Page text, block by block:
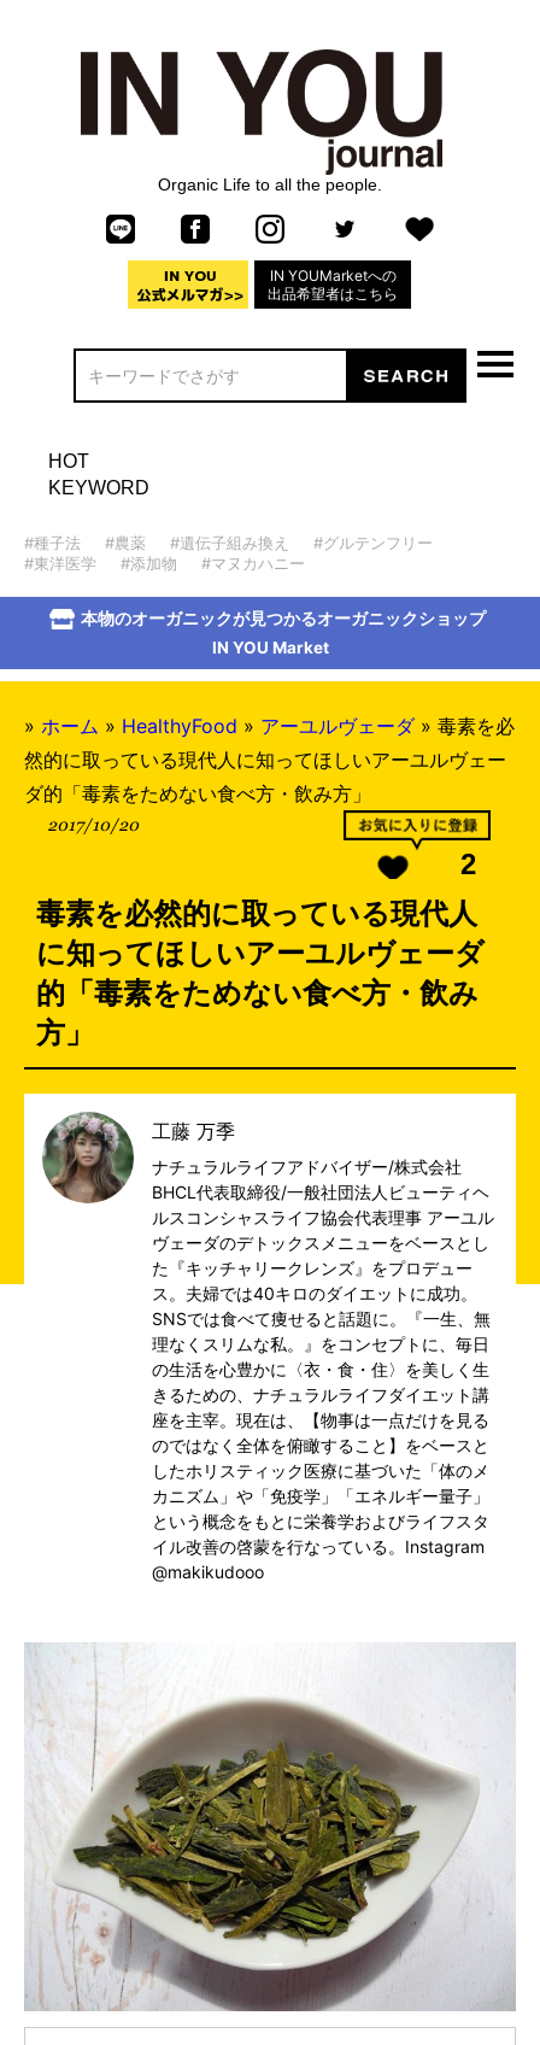
Organic Life to all the people.
IN YOUMarketへの
出品希望者はこちら
HOT
KEYWORD
#種子法 #農薬 #遺伝子組み換え
#グルテンフリー
#東洋医学
#添加物 #マヌカハニー
本物のオーガニックが見つかるオーガニックショップ
IN YOU Market
» ホーム » HealthyFood » アーユルヴェーダ» 毒素を必
然的に取っている現代人に知ってほしいアーユルヴェー
ダ的「毒素をためない食べ方・飲み方」
2017/10/20
2
毒素を必然的に取っている現代人
に知ってほしいアーユルヴェーダ
的「毒素をためない食べ方・飲み
方」
工藤 万季
ナチュラルライフアドバイザー/株式会社
BHCL代表取締役/一般社団法人ビューティヘ
ルスコンシャスライフ協会代表理事 アーユル
ヴェーダのデトックスメニューをベースとし
た『キッチャリークレンズ』をプロデュー
ス。夫婦では40キロのダイエットに成功。
SNSでは食べて痩せると話題に。『一生、無
理なくスリムな私。』をコンセプトに、毎日
の生活を心豊かに〈衣・食・住〉を美しく生
きるための、ナチュラルライフダイエット講
座を主宰。現在は、【物事は一点だけを見る
のではなく全体を俯瞰すること】をベースと
したホリスティック医療に基づいた「体のメ
カニズム」や「免疫学」「エネルギー量子」
という概念をもとに栄養学およびライフスタ
イル改善の啓蒙を行なっている。Instagram
@makikudooo